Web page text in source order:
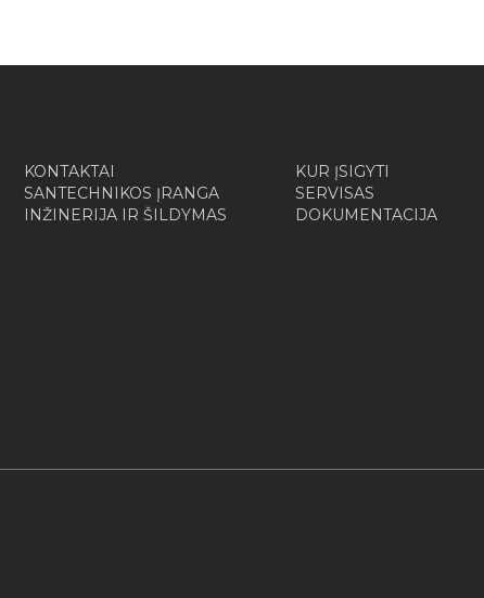
KONTAKTAI
SANTECHNIKOS ĮRANGA
INŽINERIJA IR ŠILDYMAS
KUR ĮSIGYTI
SERVISAS
DOKUMENTACIJA